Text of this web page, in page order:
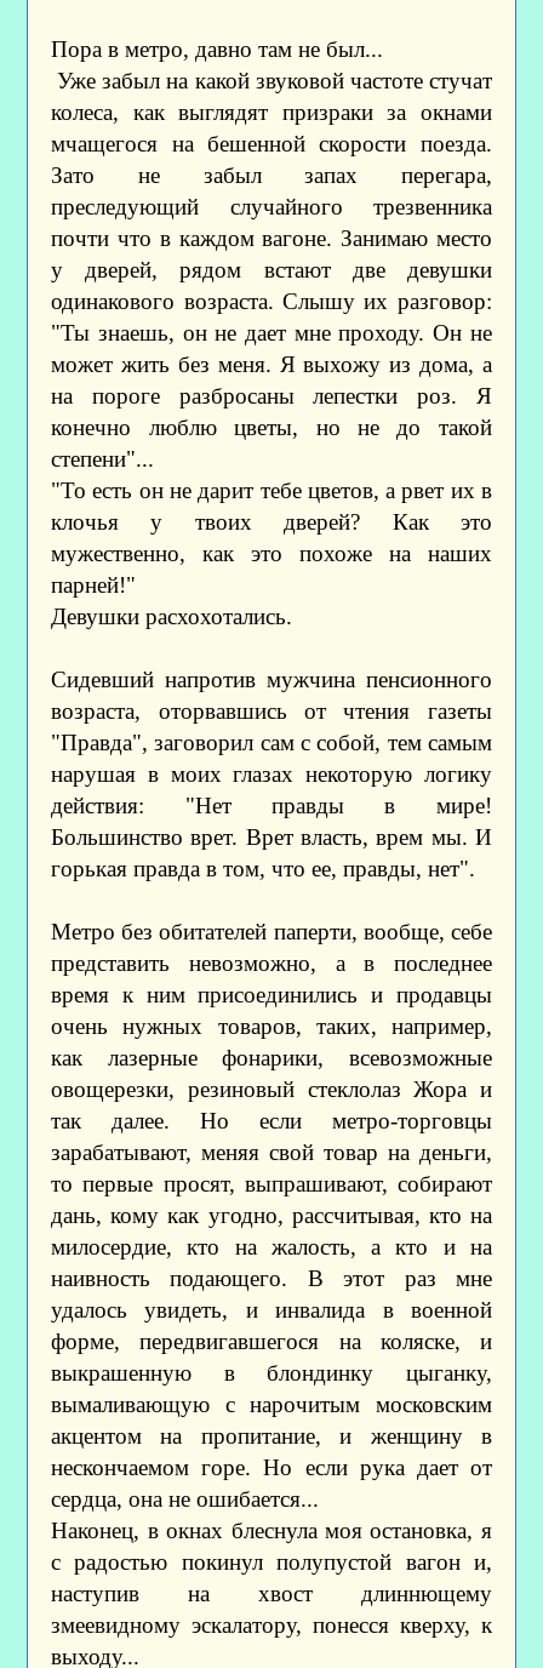
Пора в метро, давно там не был...
Уже забыл на какой звуковой частоте стучат
колеса, как выглядят призраки за окнами
мчащегося на бешенной скорости поезда.
Зато не забыл запах перегара,
преследующий случайного трезвенника
почти что в каждом вагоне. Занимаю место
у дверей, рядом встают две девушки
одинакового возраста. Слышу их разговор:
"Ты знаешь, он не дает мне проходу. Он не
может жить без меня. Я выхожу из дома, а
на пороге разбросаны лепестки роз. Я
конечно люблю цветы, но не до такой
степени"...
"То есть он не дарит тебе цветов, а рвет их в
клочья у твоих дверей? Как это
мужественно, как это похоже на наших
парней!"
Девушки расхохотались.
Сидевший напротив мужчина пенсионного
возраста, оторвавшись от чтения газеты
"Правда", заговорил сам с собой, тем самым
нарушая в моих глазах некоторую логику
действия: "Нет правды в мире!
Большинство врет. Врет власть, врем мы. И
горькая правда в том, что ее, правды, нет".
Метро без обитателей паперти, вообще, себе
представить невозможно, а в последнее
время к ним присоединились и продавцы
очень нужных товаров, таких, например,
как лазерные фонарики, всевозможные
овощерезки, резиновый стеклолаз Жора и
так далее. Но если метро-торговцы
зарабатывают, меняя свой товар на деньги,
то первые просят, выпрашивают, собирают
дань, кому как угодно, рассчитывая, кто на
милосердие, кто на жалость, а кто и на
наивность подающего. В этот раз мне
удалось увидеть, и инвалида в военной
форме, передвигавшегося на коляске, и
выкрашенную в блондинку цыганку,
вымаливающую с нарочитым московским
акцентом на пропитание, и женщину в
нескончаемом горе. Но если рука дает от
сердца, она не ошибается...
Наконец, в окнах блеснула моя остановка, я
с радостью покинул полупустой вагон и,
наступив на хвост длиннющему
змеевидному эскалатору, понесся кверху, к
выходу...